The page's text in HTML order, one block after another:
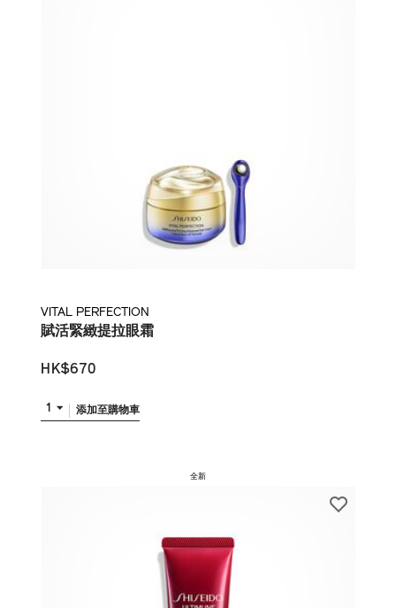
VITAL PERFECTION
賦活緊緻提拉眼霜
HK$670
1 添加至購物車
全新